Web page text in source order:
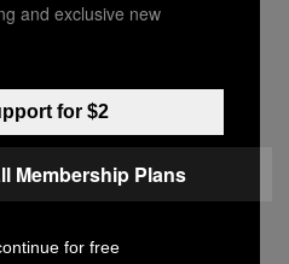
Pompeogab Anfang
and exclusive new
for $2
Membership Plans
for free